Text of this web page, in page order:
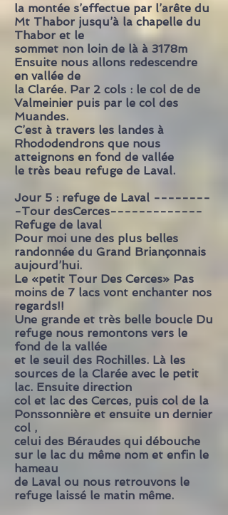
la montée s’effectue par l’arête du
Mt Thabor jusqu’à la chapelle du
Thabor et le
sommet non loin de là à 3178m
Ensuite nous allons redescendre
en vallée de
la Clarée. Par 2 cols : le col de de
Valmeinier puis par le col des
Muandes.
C’est à travers les landes à
Rhododendrons que nous
atteignons en fond de vallée
le très beau refuge de Laval.
Jour 5 : refuge de Laval --------
-Tour desCerces-------------
Refuge de laval
Pour moi une des plus belles
randonnée du Grand Briançonnais
aujourd’hui.
Le «petit Tour Des Cerces» Pas
moins de 7 lacs vont enchanter nos
regards!!
Une grande et très belle boucle Du
refuge nous remontons vers le
fond de la vallée
et le seuil des Rochilles. Là les
sources de la Clarée avec le petit
lac. Ensuite direction
col et lac des Cerces, puis col de la
Ponssonnière et ensuite un dernier
col ,
celui des Béraudes qui débouche
sur le lac du même nom et enfin le
hameau
de Laval ou nous retrouvons le
refuge laissé le matin même.